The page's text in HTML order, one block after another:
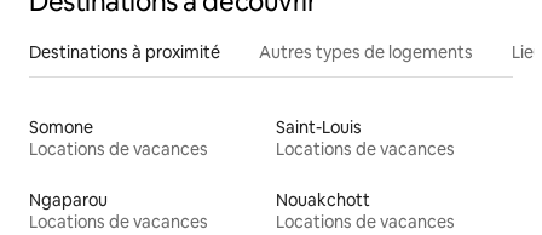
Destinations à proximité Autres types de logements
Somone
Locations de vacances
Saint-Louis
Locations de vacances
Ngaparou
Locations de vacances
Nouakchott
Locations de vacances